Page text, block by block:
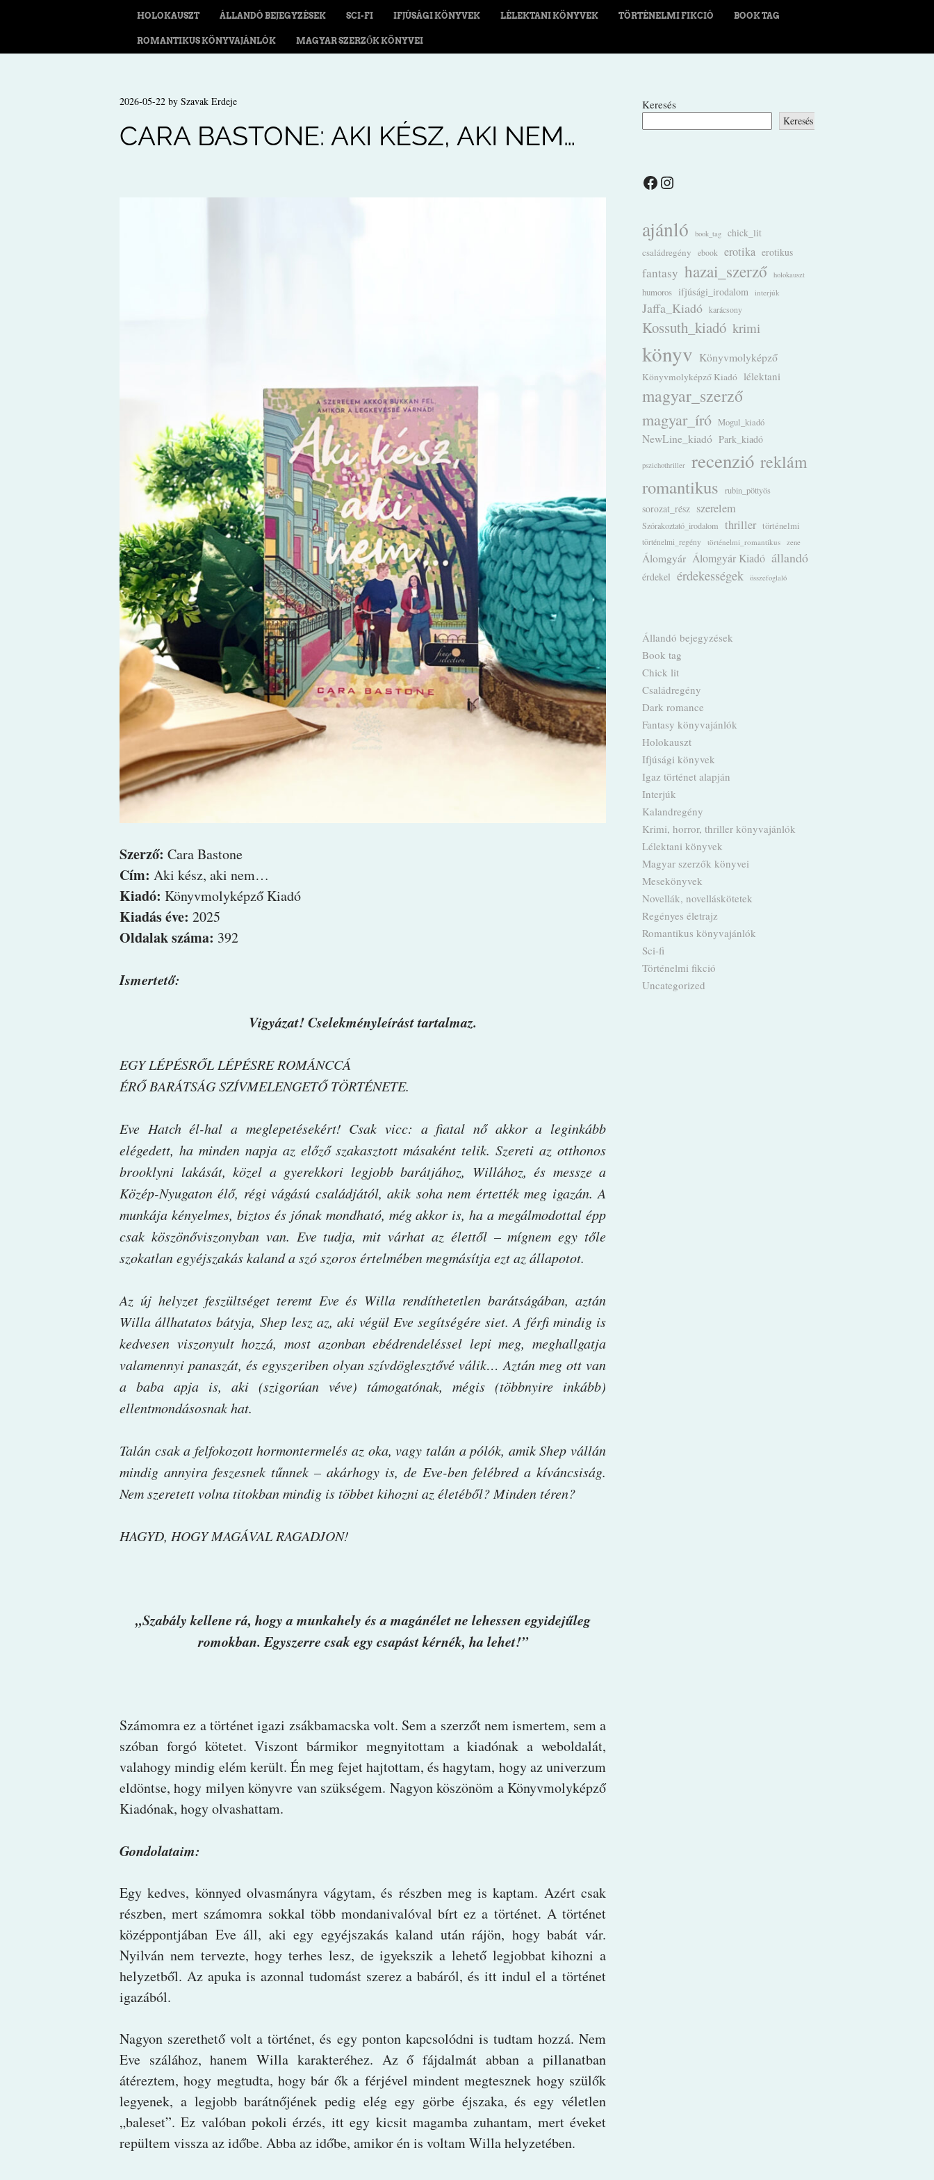
HOLOKAUSZT ÁLLANDÓ BEJEGYZÉSEK SCI-FI IFJÚSÁGI KÖNYVEK LÉLEKTANI KÖNYVEK TÖRTÉNELMI FIKCIÓ BOOK TAG
ROMANTIKUS KÖNYVAJÁNLÓK MAGYAR SZERZŐK KÖNYVEI
2026-05-22 by Szavak Erdeje
CARA BASTONE: AKI KÉSZ, AKI NEM…
Szerző: Cara Bastone
Cím: Aki kész, aki nem…
Kiadó: Könyvmolyképző Kiadó
Kiadás éve: 2025
Oldalak száma: 392
Ismertető:
Vigyázat! Cselekményleírást tartalmaz.
EGY LÉPÉSRŐL LÉPÉSRE ROMÁNCCÁ
ÉRŐ BARÁTSÁG SZÍVMELENGETŐ TÖRTÉNETE.
Eve Hatch él-hal a meglepetésekért! Csak vicc: a fiatal nő akkor a leginkább
elégedett, ha minden napja az előző szakasztott másaként telik. Szereti az otthonos
brooklyni lakását, közel a gyerekkori legjobb barátjához, Willához, és messze a
Közép-Nyugaton élő, régi vágású családjától, akik soha nem értették meg igazán. A
munkája kényelmes, biztos és jónak mondható, még akkor is, ha a megálmodottal épp
csak köszönőviszonyban van. Eve tudja, mit várhat az élettől – mígnem egy tőle
szokatlan egyéjszakás kaland a szó szoros értelmében megmásítja ezt az állapotot.
Az új helyzet feszültséget teremt Eve és Willa rendíthetetlen barátságában, aztán
Willa állhatatos bátyja, Shep lesz az, aki végül Eve segítségére siet. A férfi mindig is
kedvesen viszonyult hozzá, most azonban ebédrendeléssel lepi meg, meghallgatja
valamennyi panaszát, és egyszeriben olyan szívdöglesztővé válik… Aztán meg ott van
a baba apja is, aki (szigorúan véve) támogatónak, mégis (többnyire inkább)
ellentmondásosnak hat.
Talán csak a felfokozott hormontermelés az oka, vagy talán a pólók, amik Shep vállán
mindig annyira feszesnek tűnnek – akárhogy is, de Eve-ben felébred a kíváncsiság.
Nem szeretett volna titokban mindig is többet kihozni az életéből? Minden téren?
HAGYD, HOGY MAGÁVAL RAGADJON!
„Szabály kellene rá, hogy a munkahely és a magánélet ne lehessen egyidejűleg
romokban. Egyszerre csak egy csapást kérnék, ha lehet!”
Számomra ez a történet igazi zsákbamacska volt. Sem a szerzőt nem ismertem, sem a
szóban forgó kötetet. Viszont bármikor megnyitottam a kiadónak a weboldalát,
valahogy mindig elém került. Én meg fejet hajtottam, és hagytam, hogy az univerzum
eldöntse, hogy milyen könyvre van szükségem. Nagyon köszönöm a Könyvmolyképző
Kiadónak, hogy olvashattam.
Gondolataim:
Egy kedves, könnyed olvasmányra vágytam, és részben meg is kaptam. Azért csak
részben, mert számomra sokkal több mondanivalóval bírt ez a történet. A történet
középpontjában Eve áll, aki egy egyéjszakás kaland után rájön, hogy babát vár.
Nyilván nem tervezte, hogy terhes lesz, de igyekszik a lehető legjobbat kihozni a
helyzetből. Az apuka is azonnal tudomást szerez a babáról, és itt indul el a történet
igazából.
Nagyon szerethető volt a történet, és egy ponton kapcsolódni is tudtam hozzá. Nem
Eve szálához, hanem Willa karakteréhez. Az ő fájdalmát abban a pillanatban
átéreztem, hogy megtudta, hogy bár ők a férjével mindent megtesznek hogy szülők
legyenek, a legjobb barátnőjének pedig elég egy görbe éjszaka, és egy véletlen
„baleset”. Ez valóban pokoli érzés, itt egy kicsit magamba zuhantam, mert éveket
repültem vissza az időbe. Abba az időbe, amikor én is voltam Willa helyzetében.
Keresés
Keresés
Facebook Instagram
ajánló book_tag
chick_lit
családregény
ebook erotika erotikus
fantasy hazai_szerző holokauszt
humoros ifjúsági_irodalom interjúk
Jaffa_Kiadó karácsony
Kossuth_kiadó krimi
könyv Könyvmolyképző
Könyvmolyképző Kiadó lélektani
magyar_szerző
magyar_író Mogul_kiadó
NewLine_kiadó Park_kiadó
pszichothriller recenzió reklám
romantikus rubin_pöttyös
sorozat_rész szerelem
Szórakoztató_irodalom thriller történelmi
történelmi_regény történelmi_romantikus zene
Álomgyár Álomgyár Kiadó állandó
érdekel érdekességek összefoglaló
Állandó bejegyzések
Book tag
Chick lit
Családregény
Dark romance
Fantasy könyvajánlók
Holokauszt
Ifjúsági könyvek
Igaz történet alapján
Interjúk
Kalandregény
Krimi, horror, thriller könyvajánlók
Lélektani könyvek
Magyar szerzők könyvei
Mesekönyvek
Novellák, novelláskötetek
Regényes életrajz
Romantikus könyvajánlók
Sci-fi
Történelmi fikció
Uncategorized